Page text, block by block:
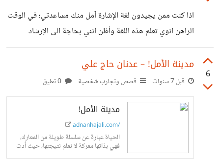
اذا كنت ممن يجيدون لغة الإشارة آمل منك مساعدتي؛ في الوقت
الراهن انوي تعلم هذه اللغة وأظن انني بحاجة الى الإرشاد
الصحيح للبداية، هل بإمكانك اخباري اذا كان بإمكاني إتقانها في
حال ليس هناك من اتواصل معه من خلالها؟ وما هو متوسط فترة
إتقانها؟ كذلك آمل منك ترشيح مصادر لتعلمها (يفضّل ان تكون
اون لاين) شكرًا!
6
مدينة الأمل! – عدنان حاج علي
قبل 7 سنوات قصص وتجارب شخصية
مدينة الأمل!
adnanhajali.com/
الحياة عبارة عن سلسلة طويلة من المعارك،
فهي بذاتها معركة لا نعلم نتيجتها، حيث أدت
معركتي الأخيرة معها إلى انسحابي تكتيكيًا